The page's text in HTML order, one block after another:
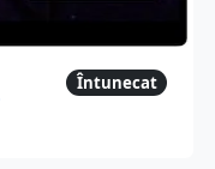
Întunecat